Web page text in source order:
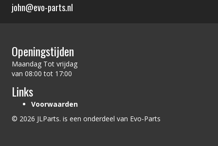
john@evo-parts.nl
Openingstijden
Maandag Tot vrijdag
van 08:00 tot 17:00
Links
Voorwaarden
© 2026 JLParts. is een onderdeel van Evo-Parts